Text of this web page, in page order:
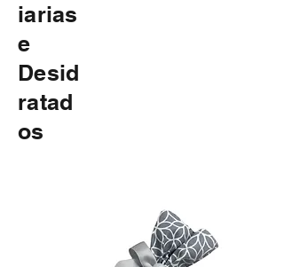
iarias
e
Desid
ratad
os